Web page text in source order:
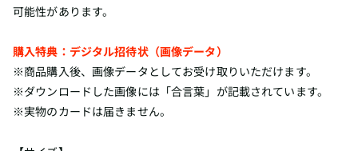
可能性があります。
購入特典：デジタル招待状（画像データ）
※商品購入後、画像データとしてお受け取りいただけます。
※ダウンロードした画像には「合言葉」が記載されています。
※実物のカードは届きません。